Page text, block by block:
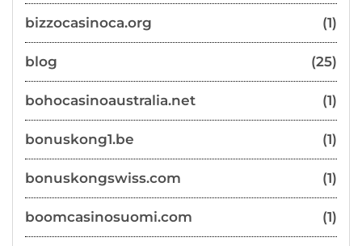
bizzocasinoca.org (1)
blog (25)
bohocasinoaustralia.net (1)
bonuskong1.be (1)
bonuskongswiss.com (1)
boomcasinosuomi.com (1)